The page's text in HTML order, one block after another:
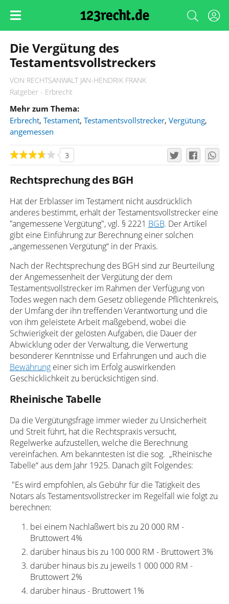
Die Vergütung des
Testamentsvollstreckers
VON RECHTSANWALT JAN-HENDRIK FRANK
Ratgeber - Erbrecht
Mehr zum Thema:
Erbrecht, Testament, Testamentsvollstrecker, Vergütung,
angemessen
3
Rechtsprechung des BGH
Hat der Erblasser im Testament nicht ausdrücklich
anderes bestimmt, erhält der Testamentsvollstrecker eine
"angemessene Vergütung", vgl. § 2221 BGB. Der Artikel
gibt eine Einführung zur Berechnung einer solchen
„angemessenen Vergütung“ in der Praxis.
Nach der Rechtsprechung des BGH sind zur Beurteilung
der Angemessenheit der Vergütung der dem
Testamentsvollstrecker im Rahmen der Verfügung von
Todes wegen nach dem Gesetz obliegende Pflichtenkreis,
der Umfang der ihn treffenden Verantwortung und die
von ihm geleistete Arbeit maßgebend, wobei die
Schwierigkeit der gelösten Aufgaben, die Dauer der
Abwicklung oder der Verwaltung, die Verwertung
besonderer Kenntnisse und Erfahrungen und auch die
Bewährungeiner sich im Erfolg auswirkenden
Geschicklichkeit zu berücksichtigen sind.
Rheinische Tabelle
Da die Vergütungsfrage immer wieder zu Unsicherheit
und Streit führt, hat die Rechtspraxis versucht,
Regelwerke aufzustellen, welche die Berechnung
vereinfachen. Am bekanntesten ist die sog. „Rheinische
Tabelle“ aus dem Jahr 1925. Danach gilt Folgendes:
"Es wird empfohlen, als Gebühr für die Tätigkeit des
Notars als Testamentsvollstrecker im Regelfall wie folgt zu
berechnen:
bei einem Nachlaßwert bis zu 20 000 RM -
Bruttowert 4%
darüber hinaus bis zu 100 000 RM - Bruttowert 3%
darüber hinaus bis zu jeweils 1 000 000 RM -
Bruttowert 2%
darüber hinaus - Bruttowert 1%